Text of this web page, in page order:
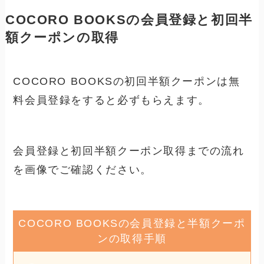
COCORO BOOKSの会員登録と初回半
額クーポンの取得
COCORO BOOKSの初回半額クーポンは無
料会員登録をすると必ずもらえます。
会員登録と初回半額クーポン取得までの流れ
を画像でご確認ください。
COCORO BOOKSの会員登録と半額クーポ
ンの取得手順